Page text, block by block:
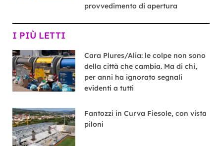
provvedimento di apertura
I PIÙ LETTI
Cara Plures/Alia: le colpe non sono
della città che cambia. Ma di chi,
per anni ha ignorato segnali
evidenti a tutti
Fantozzi in Curva Fiesole, con vista
piloni